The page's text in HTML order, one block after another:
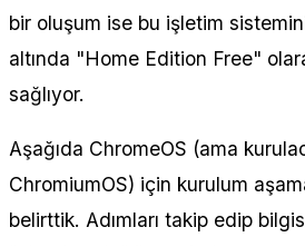
bir oluşum ise bu işletim
altında "Home Edition Free"
sağlıyor.
Aşağıda ChromeOS (ama
ChromiumOS) için kurulum
belirttik. Adımları takip edip